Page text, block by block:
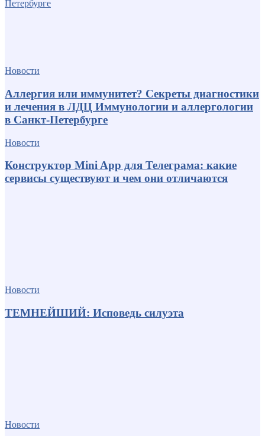
Новости
Аллергия или иммунитет? Секреты диагностики
и лечения в ЛДЦ Иммунологии и аллергологии
в Санкт-Петербурге
Новости
Конструктор Mini App для Телеграма: какие
сервисы существуют и чем они отличаются
Новости
ТЕМНЕЙШИЙ: Исповедь силуэта
Новости